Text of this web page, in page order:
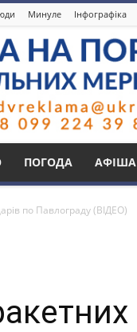
Минуле Інфографіка
ПОГОДА АФІША
по Павлограду (ВІДЕО)